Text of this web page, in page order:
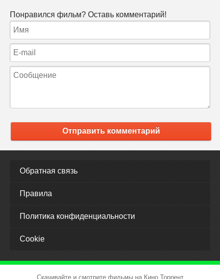
Понравился фильм? Оставь комментарий!
Отправить комментарий
Обратная связь
Правила
Политика конфиденциальности
Cookie
Скачивайте и смотрите фильмы на Кино Торрент